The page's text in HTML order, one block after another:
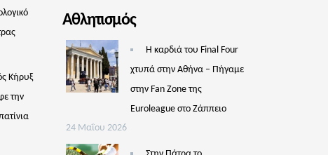
Κήρυξ
την
Αθλητισμός
Η καρδιά του Final Four
χτυπά στην Αθήνα – Πήγαμε
στην Fan Zone της
Euroleague στο Ζάππειο
24 Μαΐου 2026